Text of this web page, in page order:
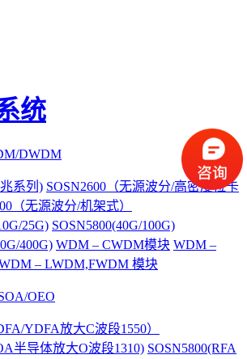
统
DWDM
系列) SOSN2600（无源波分/高密度拉卡
（无源波分/机架式）
25G) SOSN5800(40G/100G)
400G) WDM – CWDM模块 WDM –
– LWDM,FWDM 模块
OEO
YDFA放大C波段1550）
半导体放大O波段1310) SOSN5800(RFA